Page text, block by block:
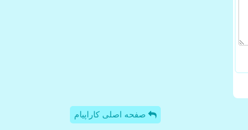
صفحه اصلی کاراپیام